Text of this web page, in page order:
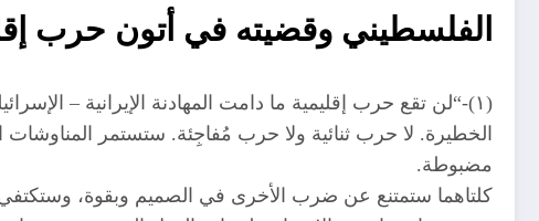
الفلسطيني وقضيته في أتون حرب
(١)-“لن تقع حرب إقليمية ما دامت المهادنة الإيرانية –
الخطيرة. لا حرب ثنائية ولا حرب مُفاجِئة. ستستمر
مضبوطة.
كلتاهما ستمتنع عن ضرب الأخرى في الصميم وبقوة، وستكتفي